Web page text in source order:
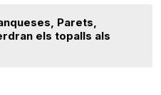
Parets,
els topalls als